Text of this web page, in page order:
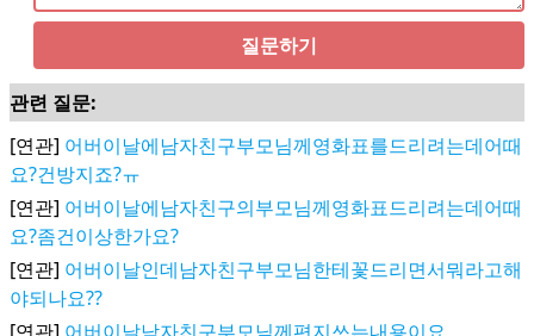
질문하기
관련 질문:
[연관] 어버이날에남자친구부모님께영화표를드리려는데어때
요?건방지죠?ㅠ
[연관] 어버이날에남자친구의부모님께영화표드리려는데어때
요?좀건이상한가요?
[연관] 어버이날인데남자친구부모님한테꽃드리면서뭐라고해
야되나요??